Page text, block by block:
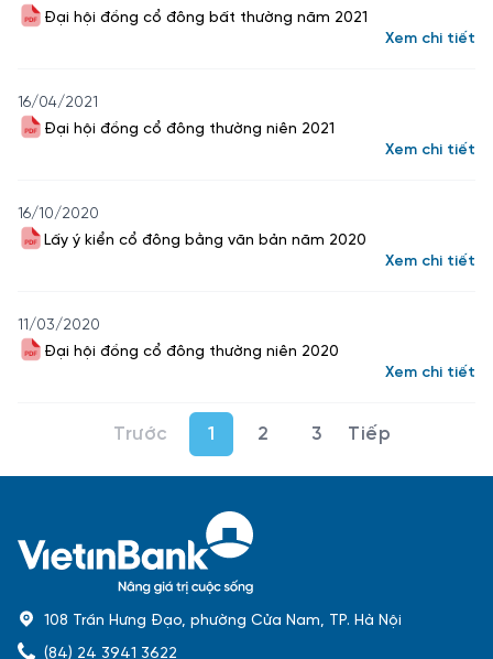
Đại hội đồng cổ đông bất thường năm 2021
Xem chi tiết
16/04/2021
Đại hội đồng cổ đông thường niên 2021
Xem chi tiết
16/10/2020
Lấy ý kiển cổ đông bằng văn bản năm 2020
Xem chi tiết
11/03/2020
Đại hội đồng cổ đông thường niên 2020
Xem chi tiết
1 2 3
108 Trần Hưng Đạo, phường Cửa Nam, TP. Hà Nội
(84) 24 3941 3622